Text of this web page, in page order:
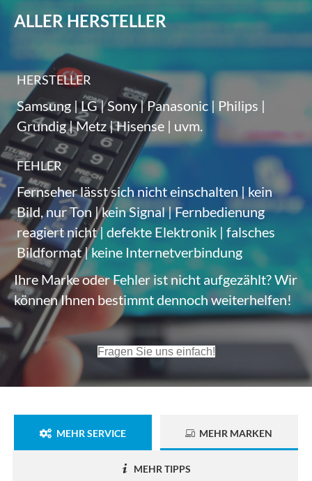
ALLER HERSTELLER
HERSTELLER
Samsung | LG | Sony | Panasonic | Philips |
Grundig | Metz | Hisense | uvm.
FEHLER
Fernseher lässt sich nicht einschalten | kein
Bild, nur Ton | kein Signal | Fernbedienung
reagiert nicht | defekte Elektronik | falsches
Bildformat | keine Internetverbindung
Ihre Marke oder Fehler ist nicht aufgezählt? Wir
können Ihnen bestimmt dennoch weiterhelfen!
Fragen Sie uns einfach!
MEHR SERVICE MEHR MARKEN
MEHR TIPPS